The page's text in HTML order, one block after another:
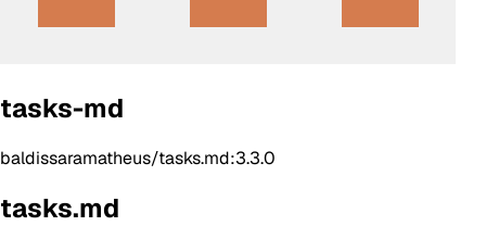
tasks-md
baldissaramatheus/tasks.md:3.3.0
tasks.md